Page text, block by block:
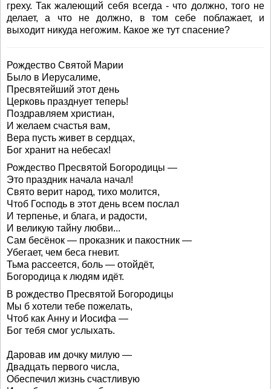
греху. Так жалеющий себя всегда - что должно, того не
делает, а что не должно, в том себе поблажает, и
выходит никуда негожим. Какое же тут спасение?
Рождество Святой Марии
Было в Иерусалиме,
Пресвятейший этот день
Церковь празднует теперь!
Поздравляем христиан,
И желаем счастья вам,
Вера пусть живет в сердцах,
Бог хранит на небесах!
Рождество Пресвятой Богородицы —
Это праздник начала начал!
Свято верит народ, тихо молится,
Чтоб Господь в этот день всем послал
И терпенье, и блага, и радости,
И великую тайну любви...
Сам бесёнок — проказник и пакостник —
Убегает, чем беса гневит.
Тьма рассеется, боль — отойдёт,
Богородица к людям идёт.
В рождество Пресвятой Богородицы
Мы б хотели тебе пожелать,
Чтоб как Анну и Иосифа —
Бог тебя смог услыхать.
Даровав им дочку милую —
Двадцать первого числа,
Обеспечил жизнь счастливую